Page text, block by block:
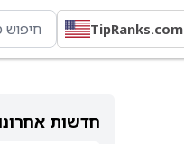
TipRanks.com
חדשות